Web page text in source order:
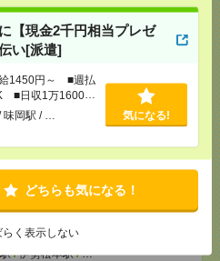
【現金2千円相当プレゼ
い[派遣]
1450円～ ■週払
■日収1万1600円
岡駅 / … 気になる!
どちらも気になる！
らく表示しない
円～ ■週払い
以上
円！病院で備品のチェ
～1750円 / 介護
任者以上：時給
/伊勢松本駅/…